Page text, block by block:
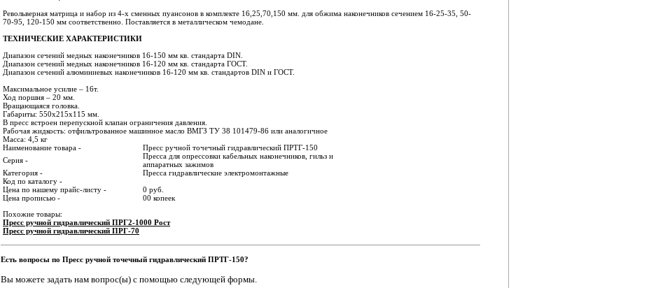
Револьверная матрица и набор из 4-х сменных пуансонов в комплекте 16,25,70,150 мм. для обжима наконечников сечением 16-25-35, 50-
70-95, 120-150 мм соответственно. Поставляется в металлическом чемодане.
ТЕХНИЧЕСКИЕ ХАРАКТЕРИСТИКИ
Диапазон сечений медных наконечников 16-150 мм кв. стандарта DIN.
Диапазон сечений медных наконечников 16-120 мм кв. стандарта ГОСТ.
Диапазон сечений алюминиевых наконечников 16-120 мм кв. стандартов DIN и ГОСТ.
Максимальное усилие – 16т.
Ход поршня – 20 мм.
Вращающаяся головка.
Габариты: 550х215х115 мм.
В пресс встроен перепускной клапан ограничения давления.
Рабочая жидкость: отфильтрованное машинное масло ВМГЗ ТУ 38 101479-86 или аналогичное
Масса: 4,5 кг
Наименование товара -
Пресс ручной точечный гидравлический ПРТГ-150
Серия -
Пресса для опрессовки кабельных наконечников, гильз и
аппаратных зажимов
Категория -
Пресса гидравлические электромонтажные
Код по каталогу -
Цена по нашему прайс-листу -
0 руб.
Цена прописью -
00 копеек
Похожие товары:
Пресс ручной гидравлический ПРГ2-1000 Рост
Пресс ручной гидравлический ПРГ-70
Есть вопросы по Пресс ручной точечный гидравлический ПРТГ-150?
Вы можете задать нам вопрос(ы) с помощью следующей формы.